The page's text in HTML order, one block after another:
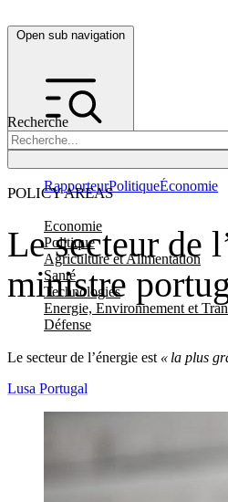
Open sub navigation
Recherche
POLICY AREAS
Economie
Politique
Agriculture et Alimentation
Santé
Technologies
Energie, Environnement et
Défense
RapporteurPolitiqueÉconomie
Le secteur de
ministre
Le secteur de l’énergie est « la plus
Lusa Portugal